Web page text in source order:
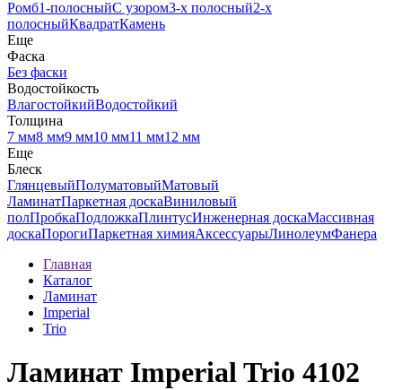
Ромб1-полосныйС узором3-х полосный2-х
полосныйКвадратКамень
Еще
Фаска
Без фаски
Водостойкость
ВлагостойкийВодостойкий
Толщина
7 мм8 мм9 мм10 мм11 мм12 мм
Еще
Блеск
ГлянцевыйПолуматовыйМатовый
ЛаминатПаркетная доскаВиниловый
полПробкаПодложкаПлинтусИнженерная доскаМассивная
доскаПорогиПаркетная химияАксессуарыЛинолеумФанера
Главная
Каталог
Ламинат
Imperial
Trio
Ламинат Imperial Trio 4102